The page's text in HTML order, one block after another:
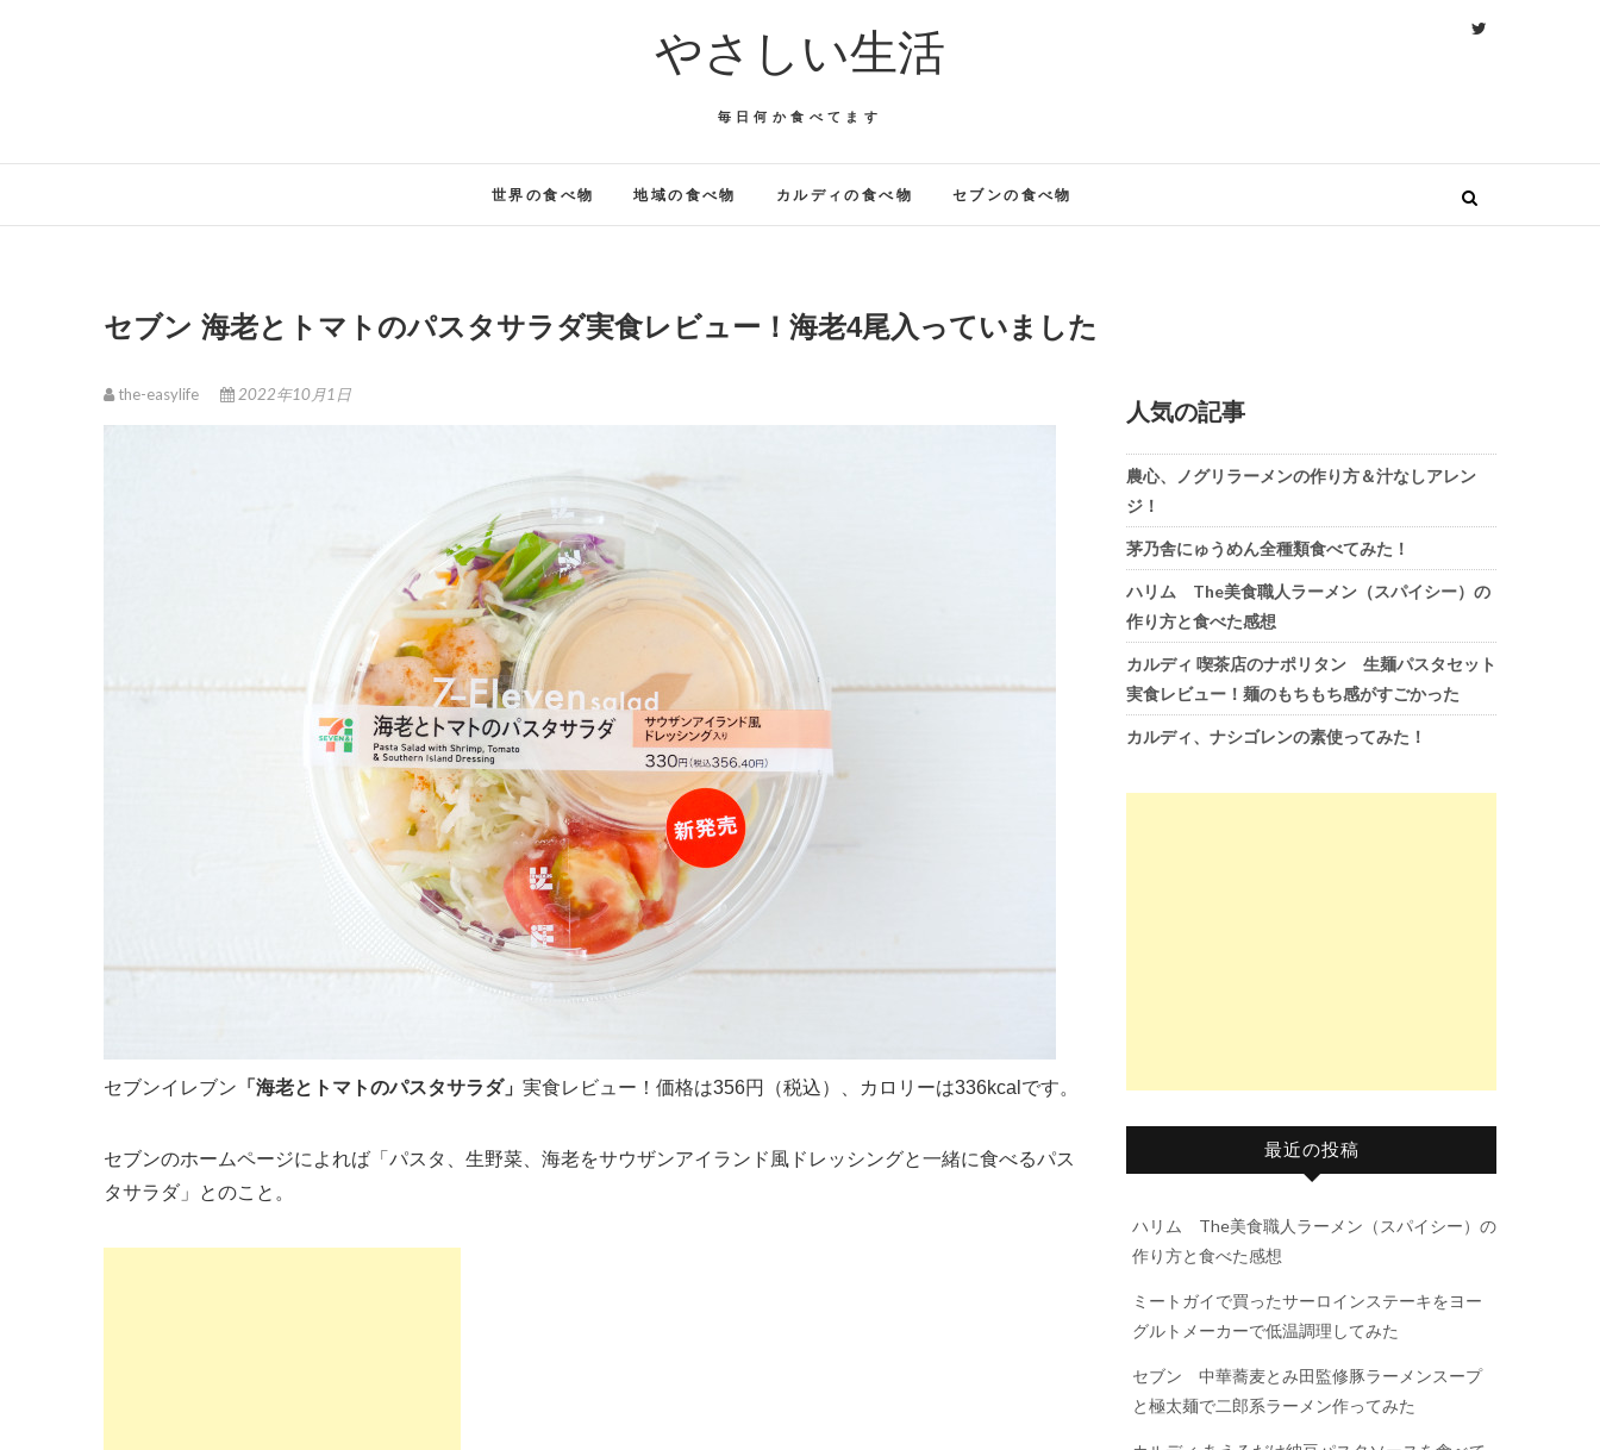
やさしい生活
毎日何か食べてます
世界の食べ物 地域の食べ物 カルディの食べ物 セブンの食べ物
セブン 海老とトマトのパスタサラダ実食レビュー！海老4尾入っていました
the-easylife 2022年10月1日
セブンイレブン 「海老とトマトのパスタサラダ」 実食レビュー！価格は356円（税込）、カロリーは336kcalです。
セブンのホームページによれば「パスタ、生野菜、海老をサウザンアイランド風ドレッシングと一緒に食べるパス
タサラダ」とのこと。
人気の記事
農心、ノグリラーメンの作り方＆汁なしアレン
ジ！
茅乃舎にゅうめん全種類食べてみた！
ハリム The美食職人ラーメン（スパイシー）の
作り方と食べた感想
カルディ 喫茶店のナポリタン 生麺パスタセット
実食レビュー！麺のもちもち感がすごかった
カルディ、ナシゴレンの素使ってみた！
最近の投稿
ハリム The美食職人ラーメン（スパイシー）の
作り方と食べた感想
ミートガイで買ったサーロインステーキをヨー
グルトメーカーで低温調理してみた
セブン 中華蕎麦とみ田監修豚ラーメンスープ
と極太麺で二郎系ラーメン作ってみた